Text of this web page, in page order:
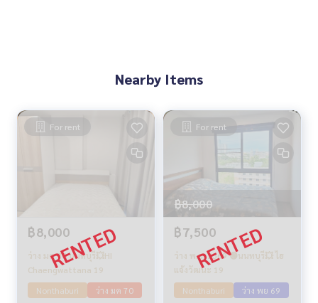
Nearby Items
For rent
฿8,000
ว่าง มค 70 นนทบุรี💥HI
Chaengwattana 19
Nonthaburi
ว่าง มค 70
For rent
฿8,000
฿7,500
ว่าง พ.ย. 2569 🟢นนทบุรี💥 ไฮ
แจ้งวัฒนะ 19
Nonthaburi
ว่าง พย 69